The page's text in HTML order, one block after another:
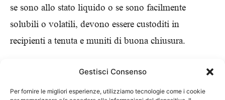
Gestisci Consenso
Per fornire le migliori esperienze, utilizziamo tecnologie come i cookie
se sono allo stato liquido o se sono facilmente
solubili o volatili, devono essere custoditi in
recipienti a tenuta e muniti di buona chiusura.
I recipienti devono portare una scritta che ne indichi
il contenuto ed avere le indicazioni e i contrassegni di